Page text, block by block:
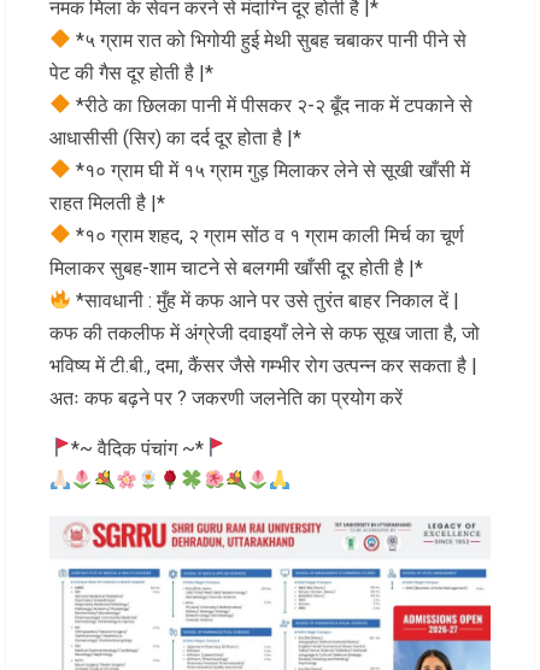
नमक मिला के सेवन करने से मंदाग्नि दूर होती है |*
*५ ग्राम रात को भिगोयी हुई मेथी सुबह चबाकर पानी पीने से
पेट की गैस दूर होती है |*
*रीठे का छिलका पानी में पीसकर २-२ बूँद नाक में टपकाने से
आधासीसी (सिर) का दर्द दूर होता है |*
*१० ग्राम घी में १५ ग्राम गुड़ मिलाकर लेने से सूखी खाँसी में
राहत मिलती है |*
*१० ग्राम शहद, २ ग्राम सोंठ व १ ग्राम काली मिर्च का चूर्ण
मिलाकर सुबह-शाम चाटने से बलगमी खाँसी दूर होती है |*
*सावधानी : मुँह में कफ आने पर उसे तुरंत बाहर निकाल दें |
कफ की तकलीफ में अंग्रेजी दवाइयाँ लेने से कफ सूख जाता है, जो
भविष्य में टी.बी., दमा, कैंसर जैसे गम्भीर रोग उत्पन्न कर सकता है |
अतः कफ बढ़ने पर ? जकरणी जलनेति का प्रयोग करें
*~ वैदिक पंचांग ~*